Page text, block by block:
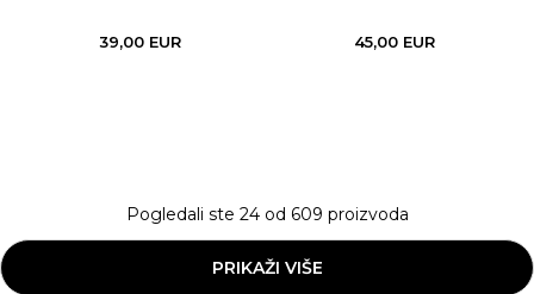
39,00 EUR 45,00 EUR
Pogledali ste 24od 609 proizvoda
PRIKAŽI VIŠE